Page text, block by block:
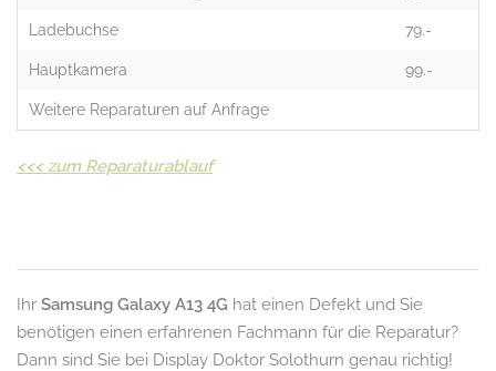
Ladebuchse 79.-
Hauptkamera 99.-
Weitere Reparaturen auf Anfrage
<<< zum Reparaturablauf
Ihr Samsung Galaxy A13 4G hat einen Defekt und Sie
benötigen einen erfahrenen Fachmann für die Reparatur?
Dann sind Sie bei Display Doktor Solothurn genau richtig!